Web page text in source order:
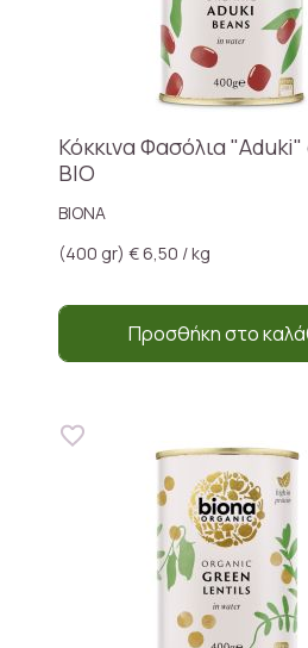
Κόκκινα Φασόλια "Aduki" σε Νερό
ΒΙΟ
BIONA
(400 gr) € 6,50 / kg
Προσθήκη στο